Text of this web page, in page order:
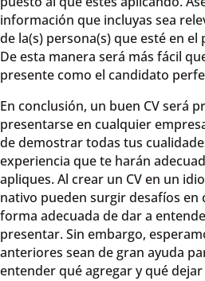
información que incluyas sea
de la(s) persona(s) que esté en
De esta manera será más fácil
presente como el candidato
En conclusión, un buen CV será
presentarse en cualquier
de demostrar todas tus
experiencia que te harán
apliques. Al crear un CV en un
nativo pueden surgir desafíos en
forma adecuada de dar a
presentar. Sin embargo,
anteriores sean de gran ayuda
entender qué agregar y qué